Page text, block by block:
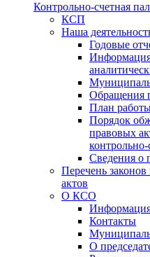
Контрольно-счетная
КСП
Наша
Годовые
Обращения
План
Порядок
правовых
Сведения о
Перечень
актов
О КСО
Контакты
О